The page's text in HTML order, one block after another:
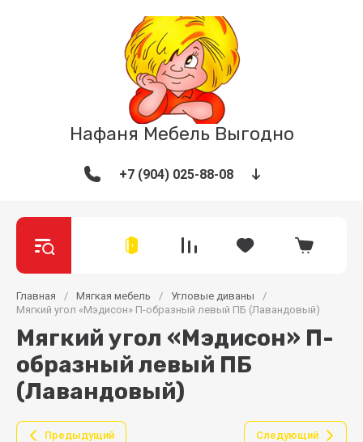
Нафаня Мебель Выгодно
+7 (904) 025-88-08
Главная / Мягкая мебель / Угловые диваны
/
Мягкий угол «Мэдисон» П-образный левый ПБ (Лавандовый)
Мягкий угол «Мэдисон» П-
образный левый ПБ
(Лавандовый)
Предыдущий Следующий